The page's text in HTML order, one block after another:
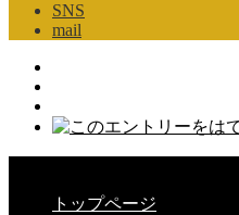
SNS
mail
トップページ